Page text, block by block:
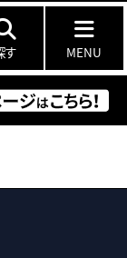
す MENU